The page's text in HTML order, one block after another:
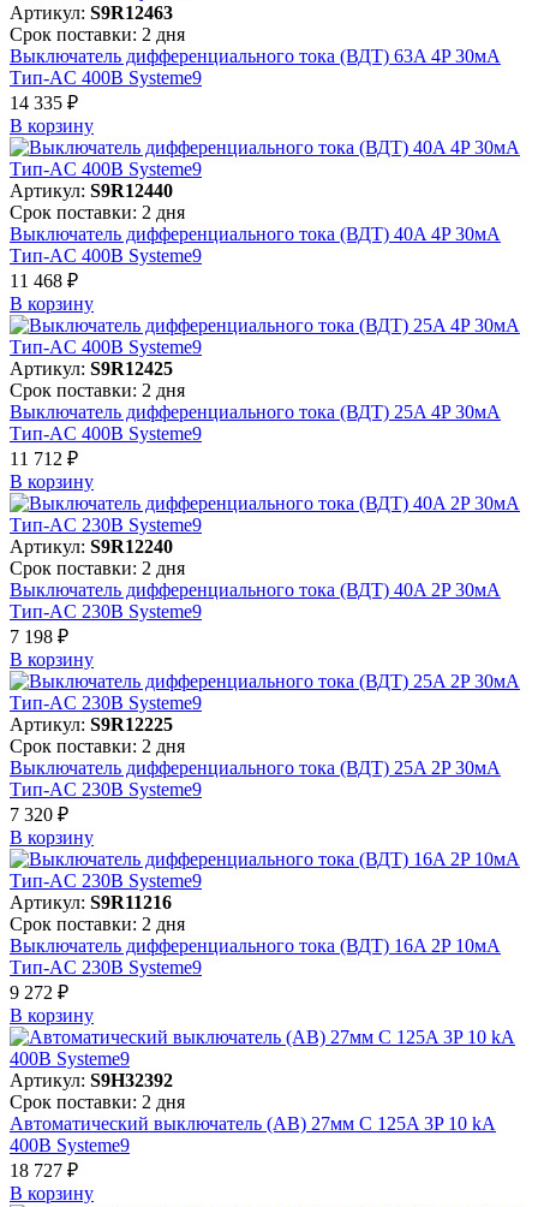
Артикул: S9R12463
Срок поставки: 2 дня
Выключатель дифференциального тока (ВДТ) 63A 4P 30мА
Тип-AC 400В Systeme9
14 335 ₽
В корзинy
Артикул: S9R12440
Срок поставки: 2 дня
Выключатель дифференциального тока (ВДТ) 40A 4P 30мА
Тип-AC 400В Systeme9
11 468 ₽
В корзинy
Артикул: S9R12425
Срок поставки: 2 дня
Выключатель дифференциального тока (ВДТ) 25A 4P 30мА
Тип-AC 400В Systeme9
11 712 ₽
В корзинy
Артикул: S9R12240
Срок поставки: 2 дня
Выключатель дифференциального тока (ВДТ) 40A 2P 30мА
Тип-AC 230В Systeme9
7 198 ₽
В корзинy
Артикул: S9R12225
Срок поставки: 2 дня
Выключатель дифференциального тока (ВДТ) 25A 2P 30мА
Тип-AC 230В Systeme9
7 320 ₽
В корзинy
Артикул: S9R11216
Срок поставки: 2 дня
Выключатель дифференциального тока (ВДТ) 16A 2P 10мА
Тип-AC 230В Systeme9
9 272 ₽
В корзинy
Артикул: S9H32392
Срок поставки: 2 дня
Автоматический выключатель (АВ) 27мм C 125A 3P 10 kA
400В Systeme9
18 727 ₽
В корзинy